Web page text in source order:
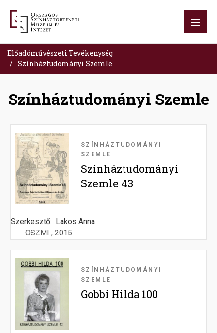
tartalomra
Előadóművészeti Tevékenység
Színháztudományi Szemle
Színháztudományi Szemle
Image
SZÍNHÁZTUDOMÁNYI
SZEMLE
Színháztudományi
Szemle 43
Szerkesztő
Lakos Anna
OSZMI
2015
Image
SZÍNHÁZTUDOMÁNYI
SZEMLE
Gobbi Hilda 100